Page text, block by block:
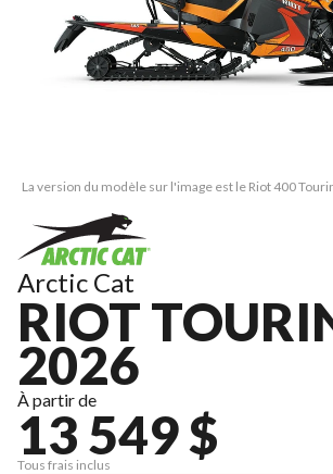
La version du modèle sur l'image est le Riot 400
Arctic Cat
RIOT
2026
À partir de
13 549 $
Tous frais inclus